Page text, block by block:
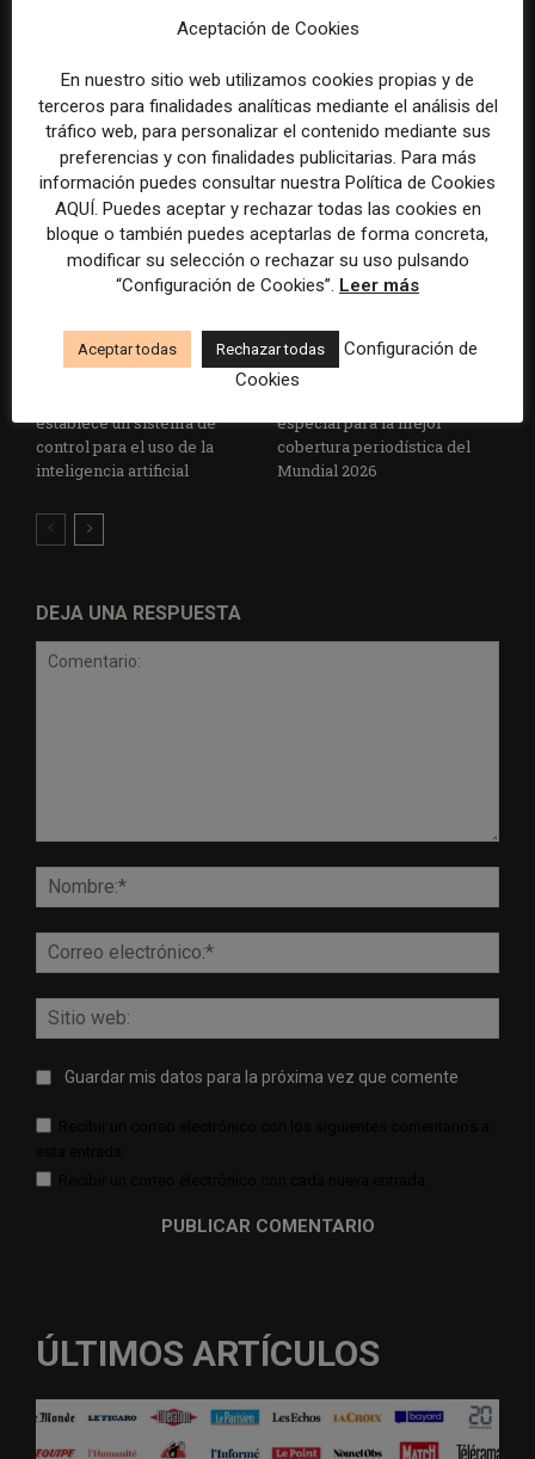
La Marea cierra 2025 con
superávit, pero su
cooperativa pierde 38.542
euros
El Premio Gabo 2026
reconoce cinco historias de
Brasil, España y El Salvador
sobre el poder, la memoria y
la violencia
establece un sistema de
control para el uso de la
inteligencia artificial
especial para la mejor
cobertura periodística del
Mundial 2026
DEJA UNA RESPUESTA
Guardar mis datos para la próxima vez que comente
ÚLTIMOS ARTÍCULOS
Aceptación de Cookies
En nuestro sitio web utilizamos cookies propias y de
terceros para finalidades analíticas mediante el análisis del
tráfico web, para personalizar el contenido mediante sus
preferencias y con finalidades publicitarias. Para más
información puedes consultar nuestra Política de Cookies
AQUÍ. Puedes aceptar y rechazar todas las cookies en
bloque o también puedes aceptarlas de forma concreta,
modificar su selección o rechazar su uso pulsando
“Configuración de Cookies”. Leer más
Aceptar todas Rechazar todas
Configuración de
Cookies